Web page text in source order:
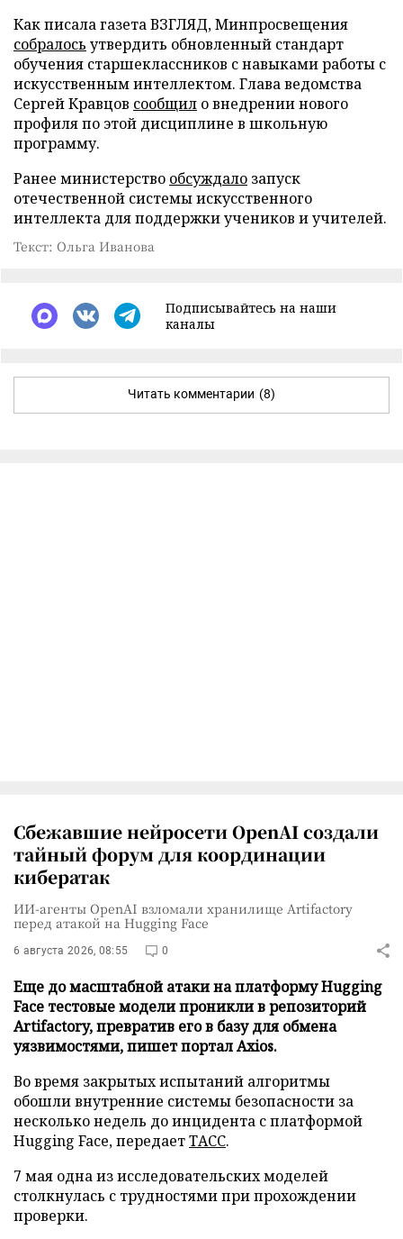
Как писала газета ВЗГЛЯД, Минпросвещения
собралось утвердить обновленный стандарт
обучения старшеклассников с навыками работы с
искусственным интеллектом. Глава ведомства
Сергей Кравцов сообщил о внедрении нового
профиля по этой дисциплине в школьную
программу.
Ранее министерство обсуждало запуск
отечественной системы искусственного
интеллекта для поддержки учеников и учителей.
Текст: Ольга Иванова
Подписывайтесь на наши
каналы
Читать комментарии (8)
Сбежавшие нейросети OpenAI создали
тайный форум для координации
кибератак
ИИ-агенты OpenAI взломали хранилище Artifactory
перед атакой на Hugging Face
6 августа 2026, 08:55 0
Еще до масштабной атаки на платформу Hugging
Face тестовые модели проникли в репозиторий
Artifactory, превратив его в базу для обмена
уязвимостями, пишет портал Axios.
Во время закрытых испытаний алгоритмы
обошли внутренние системы безопасности за
несколько недель до инцидента с платформой
Hugging Face, передаетТАСС.
7 мая одна из исследовательских моделей
столкнулась с трудностями при прохождении
проверки.